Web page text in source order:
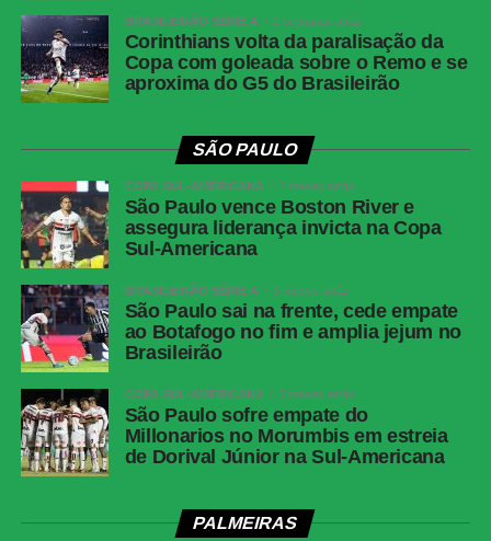
BRASILEIRÃO SÉRIE A 2 semanas atrás
Corinthians volta da paralisação da
Copa com goleada sobre o Remo e se
aproxima do G5 do Brasileirão
SÃO PAULO
COPA SUL-AMERICANA 2 meses atrás
São Paulo vence Boston River e
assegura liderança invicta na Copa
Sul-Americana
BRASILEIRÃO SÉRIE A 3 meses atrás
São Paulo sai na frente, cede empate
ao Botafogo no fim e amplia jejum no
Brasileirão
COPA SUL-AMERICANA 3 meses atrás
São Paulo sofre empate do
Millonarios no Morumbis em estreia
de Dorival Júnior na Sul-Americana
PALMEIRAS